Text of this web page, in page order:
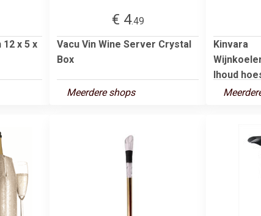
x 5 x
€ 4.49
Vacu Vin Wine Server Crystal
Box
Meerdere shops
Kinvara
lhoud